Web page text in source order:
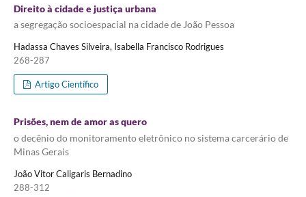
Direito à cidade e justiça urbana
a segregação socioespacial na cidade de João Pessoa
Hadassa Chaves Silveira, Isabella Francisco Rodrigues
268-287
Artigo Científico
Prisões, nem de amor as quero
o decênio do monitoramento eletrônico no sistema carcerário de
Minas Gerais
João Vitor Caligaris Bernadino
288-312